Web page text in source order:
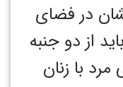
در فضای
از دو جنبه
با زنان